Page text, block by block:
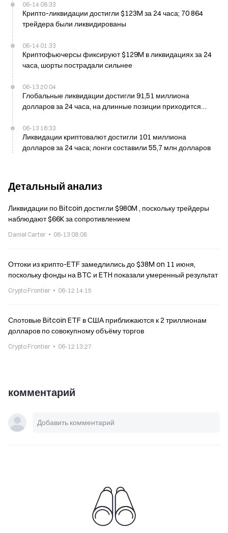
06-14 08:33
Крипто-ликвидации достигли $123M за 24 часа; 70 864
трейдера были ликвидированы
06-14 01:33
Криптофьючерсы фиксируют $129M в ликвидациях за 24
часа, шорты пострадали сильнее
06-13 20:04
Глобальные ликвидации достигли 91,51 миллиона
долларов за 24 часа, на длинные позиции приходится
06-13 16:33
Ликвидации криптовалют достигли 101 миллиона
долларов за 24 часа; лонги составили 55,7 млн долларов
Детальный анализ
Ликвидации по Bitcoin достигли $980M , поскольку трейдеры
наблюдают $66K за сопротивлением
Daniel Carter 06-13 08:08
Оттоки из крипто-ETF замедлились до $38M on 11 июня,
поскольку фонды на BTC и ETH показали умеренный результат
Crypto Frontier 06-12 14:15
Спотовые Bitcoin ETF в США приближаются к 2 триллионам
долларов по совокупному объёму торгов
Crypto Frontier 06-12 13:27
комментарий